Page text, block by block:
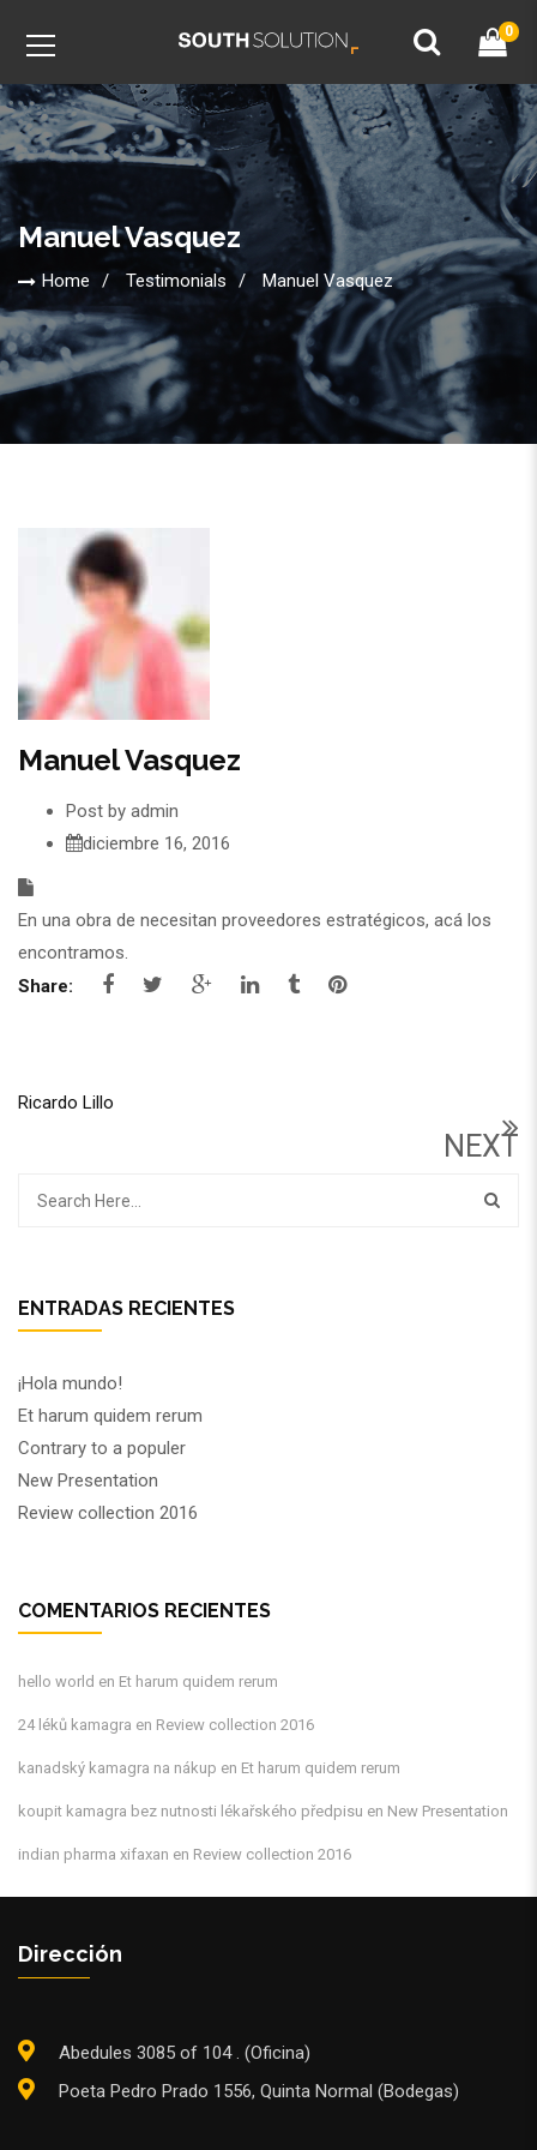
0
Manuel Vasquez
Home Testimonials Manuel Vasquez
Manuel Vasquez
Post by admin
diciembre 16, 2016
En una obra de necesitan proveedores estratégicos, acá los
encontramos.
Share:
Ricardo Lillo
NEXT
ENTRADAS RECIENTES
¡Hola mundo!
Et harum quidem rerum
Contrary to a populer
New Presentation
Review collection 2016
COMENTARIOS RECIENTES
hello world en Et harum quidem rerum
24 léků kamagra en Review collection 2016
kanadský kamagra na nákup en Et harum quidem rerum
koupit kamagra bez nutnosti lékařského předpisu en New Presentation
indian pharma xifaxan en Review collection 2016
Dirección
Abedules 3085 of 104 . (Oficina)
Poeta Pedro Prado 1556, Quinta Normal (Bodegas)